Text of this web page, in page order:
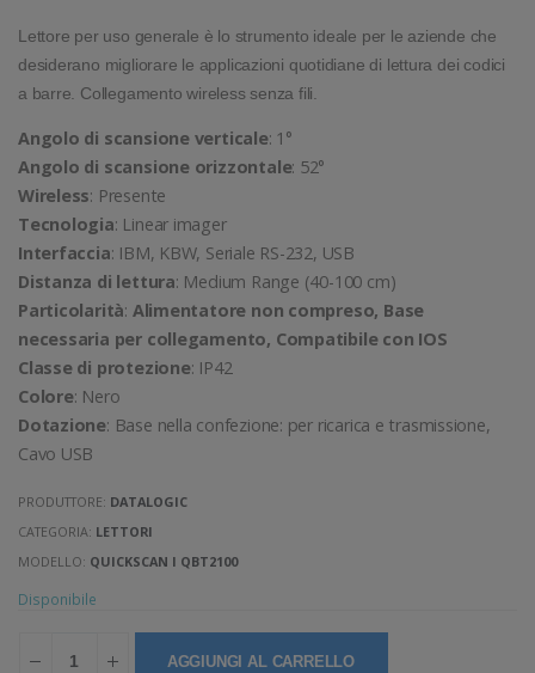
Lettore per uso generale è lo strumento ideale per le aziende che
desiderano migliorare le applicazioni quotidiane di lettura dei codici
a barre. Collegamento wireless senza fili.
Angolo di scansione verticale: 1°
Angolo di scansione orizzontale: 52°
Wireless: Presente
Tecnologia: Linear imager
Interfaccia: IBM, KBW, Seriale RS-232, USB
Distanza di lettura: Medium Range (40-100 cm)
Particolarità: Alimentatore non compreso, Base
necessaria per collegamento, Compatibile con IOS
Classe di protezione: IP42
Colore: Nero
Dotazione: Base nella confezione: per ricarica e trasmissione,
Cavo USB
PRODUTTORE: DATALOGIC
CATEGORIA: LETTORI
MODELLO: QUICKSCAN I QBT2100
Disponibile
AGGIUNGI AL CARRELLO